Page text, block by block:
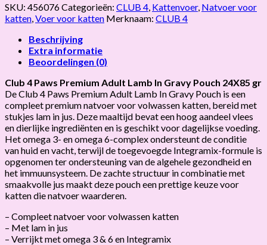
SKU: 456076Categorieën: CLUB 4 Kattenvoer, Natvoer voor
katten Voer voor katten Merknaam: CLUB 4
Beschrijving
Extra informatie
Beoordelingen (0)
Club 4 Paws Premium Adult Lamb In Gravy Pouch 24X85 gr
De Club 4 Paws Premium Adult Lamb In Gravy Pouch is een
compleet premium natvoer voor volwassen katten, bereid met
stukjes lam in jus. Deze maaltijd bevat een hoog aandeel vlees
en dierlijke ingrediënten en is geschikt voor dagelijkse voeding.
Het omega 3- en omega 6-complex ondersteunt de conditie
van huid en vacht, terwijl de toegevoegde Integramix-formule is
opgenomen ter ondersteuning van de algehele gezondheid en
het immuunsysteem. De zachte structuur in combinatie met
smaakvolle jus maakt deze pouch een prettige keuze voor
katten die natvoer waarderen.
– Compleet natvoer voor volwassen katten
– Met lam in jus
– Verrijkt met omega 3 & 6 en Integramix